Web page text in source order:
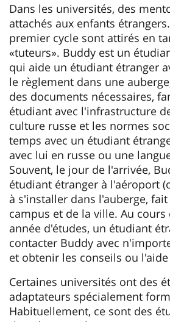
Dans les universités, des
attachés aux enfants
premier cycle sont attirés en
«tuteurs». Buddy est un
qui aide un étudiant étranger
le règlement dans une
des documents nécessaires,
étudiant avec l'infrastructure
culture russe et les normes
temps avec un étudiant
avec lui en russe ou une
Souvent, le jour de l'arrivée,
étudiant étranger à l'aéroport
à s'installer dans l'auberge,
campus et de la ville. Au
année d'études, un étudiant
contacter Buddy avec
et obtenir les conseils ou
Certaines universités ont des
adaptateurs spécialement
Habituellement, ce sont des